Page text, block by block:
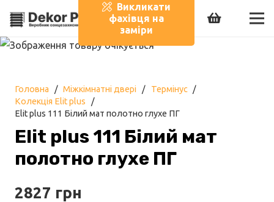
Викликати
фахівця на
заміри
Головна / Міжкімнатні двері / Термінус /
Колекція Elit plus
/
Elit plus 111 Білий мат полотно глухе ПГ
Elit plus 111 Білий мат
полотно глухе ПГ
2827 грн